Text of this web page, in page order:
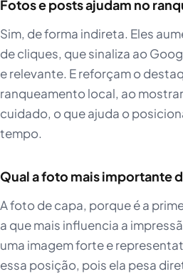
Fotos e posts ajudam no
Sim, de forma indireta. Eles
de cliques, que sinaliza ao
e relevante. E reforçam o
ranqueamento local, ao
cuidado, o que ajuda o
tempo.
Qual a foto mais importante
A foto de capa, porque é a
a que mais influencia a
uma imagem forte e
essa posição, pois ela pesa